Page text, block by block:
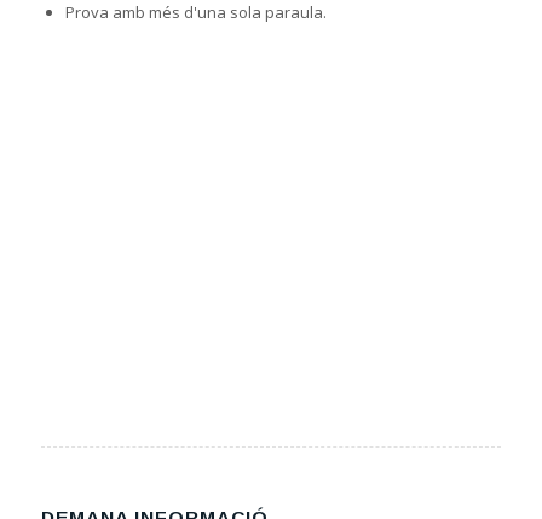
Prova amb més d'una sola paraula.